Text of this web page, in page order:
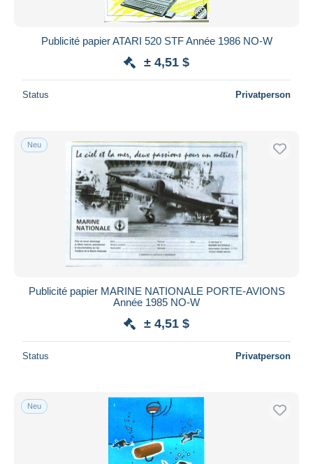
Publicité papier ATARI 520 STF Année 1986 NO-W
± 4,51 $
Status Privatperson
Neu
Publicité papier MARINE NATIONALE PORTE-AVIONS
Année 1985 NO-W
± 4,51 $
Status Privatperson
Neu